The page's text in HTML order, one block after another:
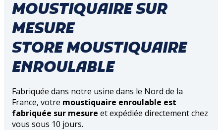
MOUSTIQUAIRE SUR
MESURE
STORE MOUSTIQUAIRE
ENROULABLE
Fabriquée dans notre usine dans le Nord de la
France, votre moustiquaire enroulable est
fabriquée sur mesure et expédiée directement chez
vous sous 10 jours.